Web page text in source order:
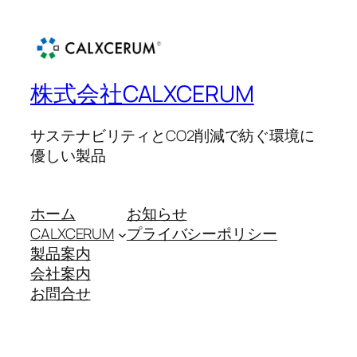
株式会社CALXCERUM
サステナビリティとCO2削減で紡ぐ環境に
優しい製品
ホーム
CALXCERUM
製品案内
会社案内
お問合せ
お知らせ
プライバシーポリシー